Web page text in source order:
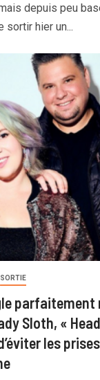
depuis peu
sortir hier un...
SORTIE
parfaitement
Sloth, «
les